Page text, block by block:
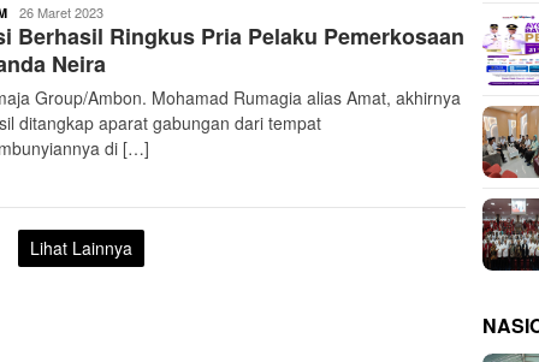
buserjatim
26 Maret 2023
Berhasil Ringkus Pria Pelaku Pemerkosaan
Neira
Group/Ambon. Mohamad Rumagia alias Amat, akhirnya
ditangkap aparat gabungan dari tempat
di […]
Lihat Lainnya